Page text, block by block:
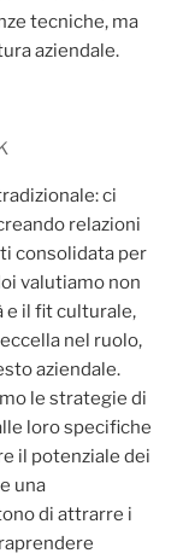
tecniche, ma
aziendale.
ci
relazioni
consolidata per
valutiamo non
e il fit culturale,
nel ruolo,
aziendale.
le strategie di
loro specifiche
il potenziale dei
una
di attrarre i